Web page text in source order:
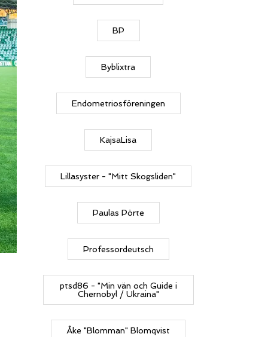
BP
Byblixtra
Endometriosföreningen
KajsaLisa
Lillasyster - "Mitt Skogsliden"
Paulas Pörte
Professordeutsch
ptsd86 - "Min vän och Guide i
Chernobyl / Ukraina"
Åke "Blomman" Blomqvist